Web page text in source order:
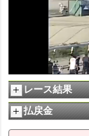
レース結果
払戻金